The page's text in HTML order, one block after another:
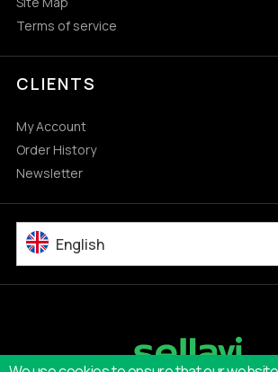
Terms of service
CLIENTS
My Account
Order History
Newsletter
English